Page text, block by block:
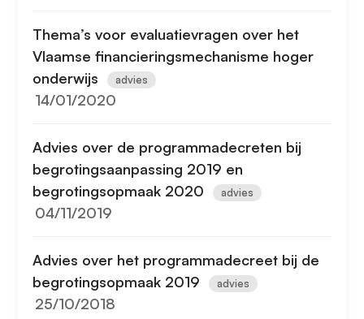
Thema’s voor evaluatievragen over het
Vlaamse financieringsmechanisme hoger
onderwijs
advies
14/01/2020
Advies over de programmadecreten bij
begrotingsaanpassing 2019 en
begrotingsopmaak 2020
advies
04/11/2019
Advies over het programmadecreet bij de
begrotingsopmaak 2019
advies
25/10/2018